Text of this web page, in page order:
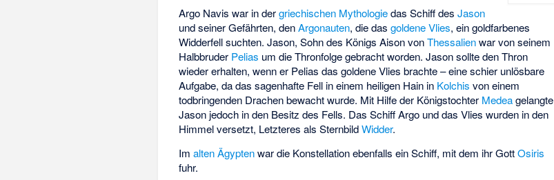
Argo Navis war in dergriechischen Mythologiedas Schiff desJason
und seiner Gefährten, denArgonauten, die dasgoldene Vlies, ein goldfarbenes
Widderfell suchten. Jason, Sohn des Königs Aison vonThessalienwar von seinem
Halbbruder Pelias um die Thronfolge gebracht worden. Jason sollte den Thron
wieder erhalten, wenn er Pelias das goldene Vlies brachte – eine schier unlösbare
Aufgabe, da das sagenhafte Fell in einem heiligen Hain in Kolchis von einem
todbringenden Drachen bewacht wurde. Mit Hilfe der Königstochter Medeagelangte
Jason jedoch in den Besitz des Fells. Das Schiff Argo und das Vlies wurden in den
Himmel versetzt, Letzteres als SternbildWidder.
Imalten Ägyptenwar die Konstellation ebenfalls ein Schiff, mit dem ihr GottOsiris
fuhr.